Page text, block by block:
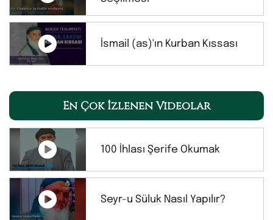
İsmail (as)'ın Kurban Kıssası
En Çok İzlenen Videolar
100 İhlası Şerife Okumak
Seyr-u Süluk Nasıl Yapılır?